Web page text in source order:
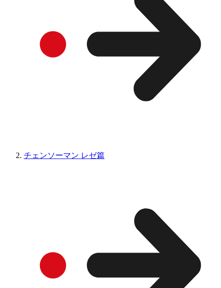
チェンソーマン レゼ篇